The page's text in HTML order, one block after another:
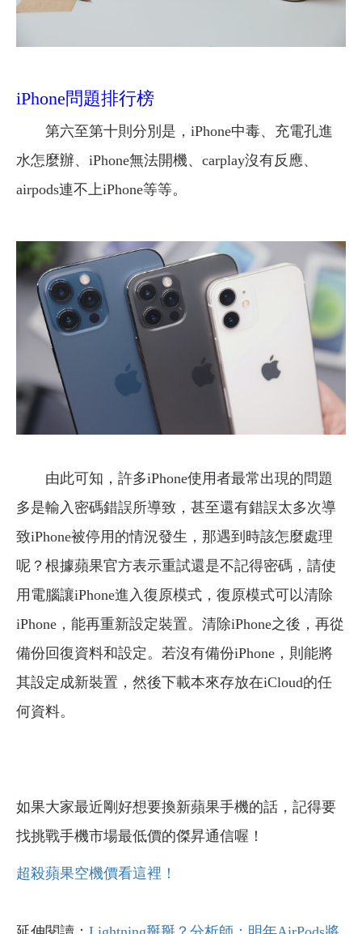
iPhone問題排行榜
第六至第十則分別是，iPhone中毒、充電孔進
水怎麼辦、iPhone無法開機、carplay沒有反應、
airpods連不上iPhone等等。
由此可知，許多iPhone使用者最常出現的問題
多是輸入密碼錯誤所導致，甚至還有錯誤太多次導
致iPhone被停用的情況發生，那遇到時該怎麼處理
呢？根據蘋果官方表示重試還是不記得密碼，請使
用電腦讓iPhone進入復原模式，復原模式可以清除
iPhone，能再重新設定裝置。清除iPhone之後，再從
備份回復資料和設定。若沒有備份iPhone，則能將
其設定成新裝置，然後下載本來存放在iCloud的任
何資料。
如果大家最近剛好想要換新蘋果手機的話，記得要
找挑戰手機市場最低價的傑昇通信喔！
超殺蘋果空機價看這裡！